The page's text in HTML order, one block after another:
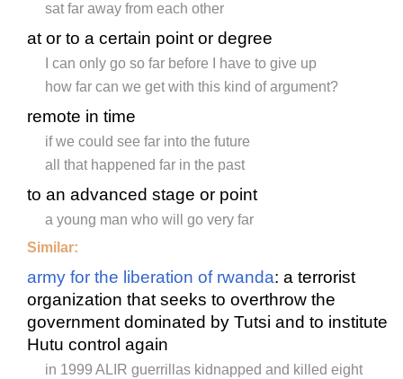
sat far away from each other
at or to a certain point or degree
I can only go so far before I have to give up
how far can we get with this kind of argument?
remote in time
if we could see far into the future
all that happened far in the past
to an advanced stage or point
a young man who will go very far
Similar:
army for the liberation of rwanda: a terrorist
organization that seeks to overthrow the
government dominated by Tutsi and to institute
Hutu control again
in 1999 ALIR guerrillas kidnapped and killed eight